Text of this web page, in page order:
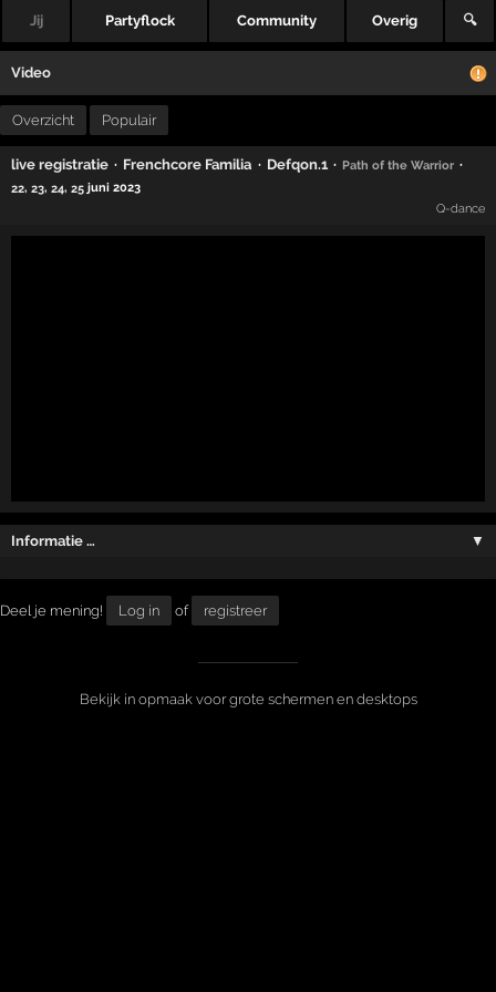
Jij Partyflock Community Overig 🔍
Video
Overzicht Populair
live registratie · Frenchcore Familia · Defqon.1 · Path of the Warrior ·
22,23,24,25 juni 2023
Q-dance
Informatie … ▼
Deel je mening! Log in of registreer
Bekijk in opmaak voor grote schermen en desktops